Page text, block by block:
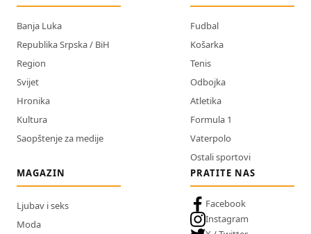
Banja Luka
Republika Srpska / BiH
Region
Svijet
Hronika
Kultura
Saopštenje za medije
Fudbal
Košarka
Tenis
Odbojka
Atletika
Formula 1
Vaterpolo
Ostali sportovi
MAGAZIN
Ljubav i seks
Moda
PRATITE NAS
Facebook
Instagram